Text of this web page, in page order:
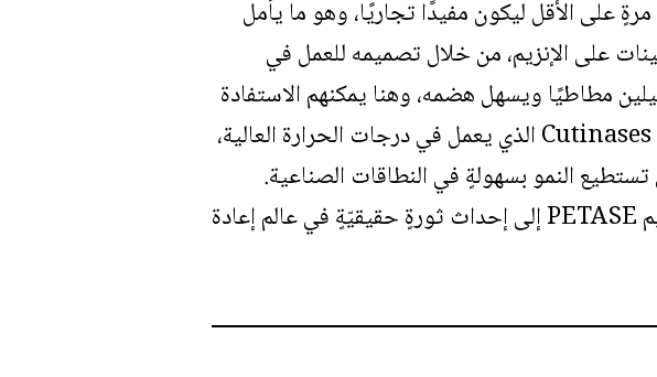
على الأقل ليكون مفيدًا تجاريًا، وهو ما يأمل
على الإنزيم، من خلال تصميمه للعمل في
إيثيلين مطاطيًا ويسهل هضمه، وهنا يمكنهم الاستفادة
من البكتيريا التي تعيش في الينابيع الساخنة، والتي تفرز إنزيم Cutinases الذي يعمل في درجات الحرارة العالية،
النمو بسهولةٍ في النطاقات الصناعية.
إن أمكن التغلب على هذه العقبات فعلًا، فقد يؤدي اكتشاف إنزيم PETASE إلى إحداث ثورةٍ حقيقيّةٍ في عالم إعادة